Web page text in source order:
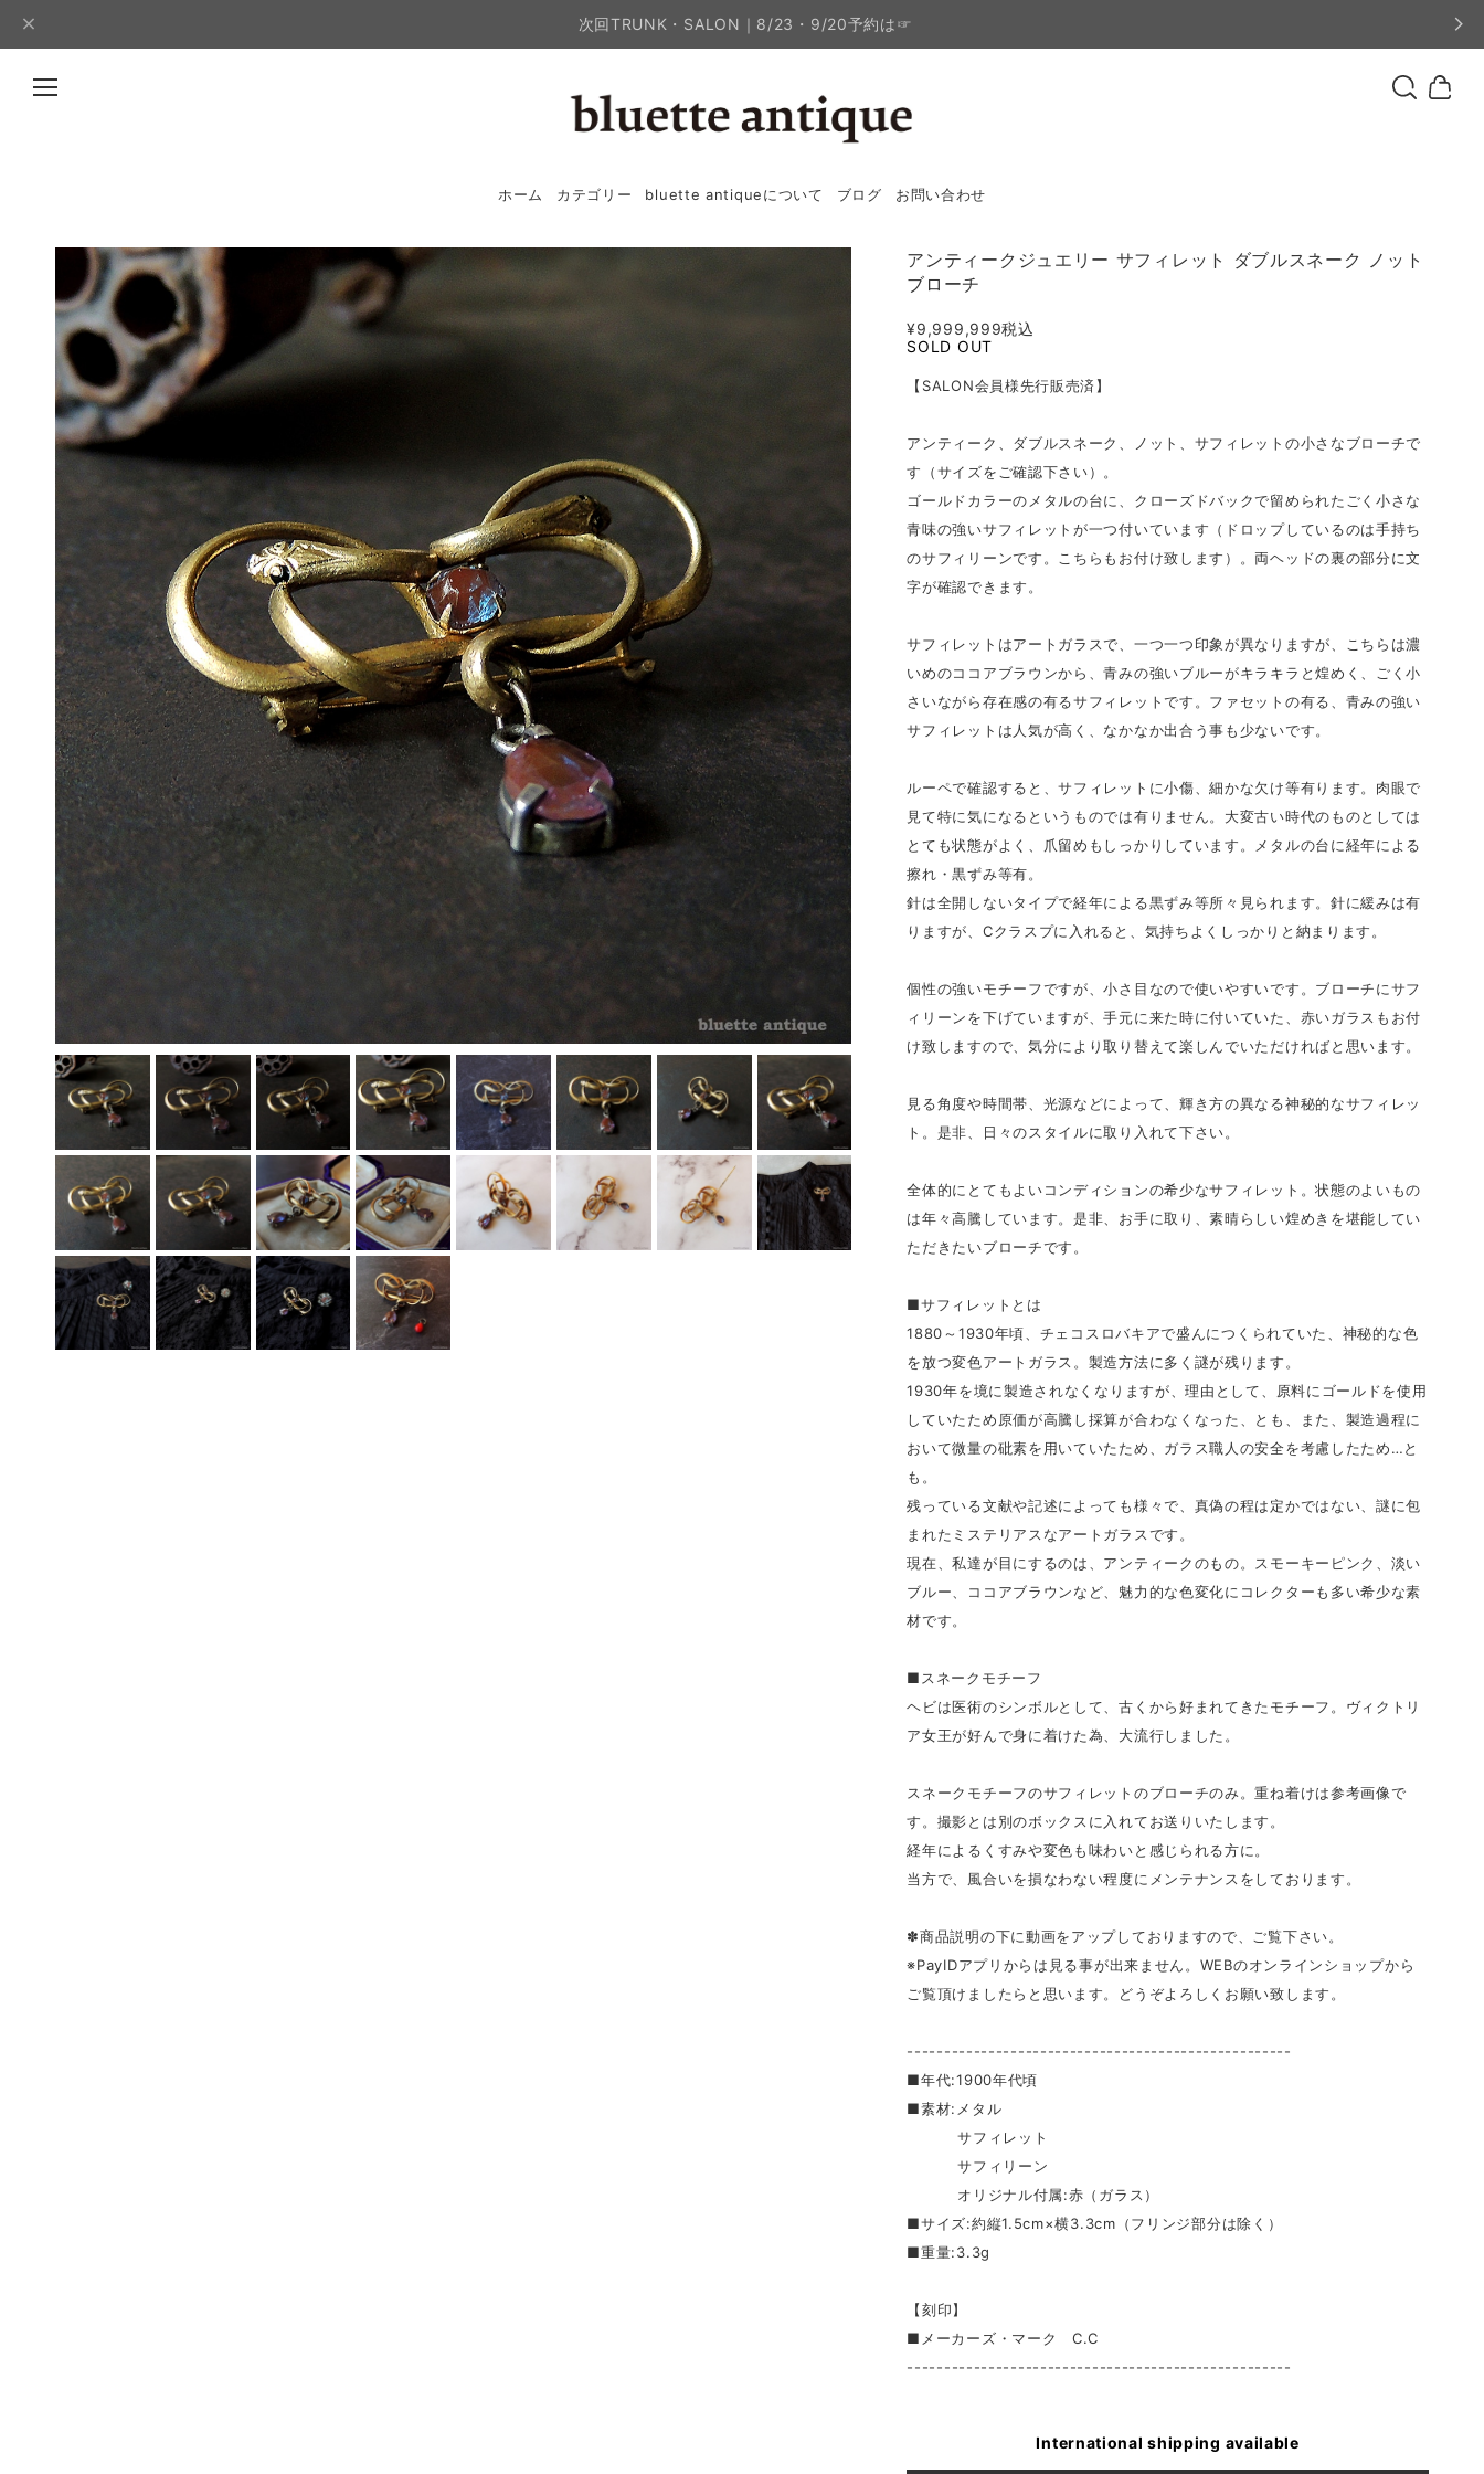
次回TRUNK・SALON｜8/23・9/20予約は☞
ホーム カテゴリー bluette antiqueについて ブログ お問い合わせ
アンティークジュエリー サフィレット ダブルスネーク ノット
ブローチ
¥9,999,999税込
SOLD OUT
【SALON会員様先行販売済】
アンティーク、ダブルスネーク、ノット、サフィレットの小さなブローチで
す（サイズをご確認下さい）。
ゴールドカラーのメタルの台に、クローズドバックで留められたごく小さな
青味の強いサフィレットが一つ付いています（ドロップしているのは手持ち
のサフィリーンです。こちらもお付け致します）。両ヘッドの裏の部分に文
字が確認できます。
サフィレットはアートガラスで、一つ一つ印象が異なりますが、こちらは濃
いめのココアブラウンから、青みの強いブルーがキラキラと煌めく、ごく小
さいながら存在感の有るサフィレットです。ファセットの有る、青みの強い
サフィレットは人気が高く、なかなか出合う事も少ないです。
ルーペで確認すると、サフィレットに小傷、細かな欠け等有ります。肉眼で
見て特に気になるというものでは有りません。大変古い時代のものとしては
とても状態がよく、爪留めもしっかりしています。メタルの台に経年による
擦れ・黒ずみ等有。
針は全開しないタイプで経年による黒ずみ等所々見られます。針に緩みは有
りますが、Cクラスプに入れると、気持ちよくしっかりと納まります。
個性の強いモチーフですが、小さ目なので使いやすいです。ブローチにサフ
ィリーンを下げていますが、手元に来た時に付いていた、赤いガラスもお付
け致しますので、気分により取り替えて楽しんでいただければと思います。
見る角度や時間帯、光源などによって、輝き方の異なる神秘的なサフィレッ
ト。是非、日々のスタイルに取り入れて下さい。
全体的にとてもよいコンディションの希少なサフィレット。状態のよいもの
は年々高騰しています。是非、お手に取り、素晴らしい煌めきを堪能してい
ただきたいブローチです。
■サフィレットとは
1880～1930年頃、チェコスロバキアで盛んにつくられていた、神秘的な色
を放つ変色アートガラス。製造方法に多く謎が残ります。
1930年を境に製造されなくなりますが、理由として、原料にゴールドを使用
していたため原価が高騰し採算が合わなくなった、とも、また、製造過程に
おいて微量の砒素を用いていたため、ガラス職人の安全を考慮したため…と
も。
残っている文献や記述によっても様々で、真偽の程は定かではない、謎に包
まれたミステリアスなアートガラスです。
現在、私達が目にするのは、アンティークのもの。スモーキーピンク、淡い
ブルー、ココアブラウンなど、魅力的な色変化にコレクターも多い希少な素
材です。
■スネークモチーフ
ヘビは医術のシンボルとして、古くから好まれてきたモチーフ。ヴィクトリ
ア女王が好んで身に着けた為、大流行しました。
スネークモチーフのサフィレットのブローチのみ。重ね着けは参考画像で
す。撮影とは別のボックスに入れてお送りいたします。
経年によるくすみや変色も味わいと感じられる方に。
当方で、風合いを損なわない程度にメンテナンスをしております。
✽商品説明の下に動画をアップしておりますので、ご覧下さい。
※PayIDアプリからは見る事が出来ません。WEBのオンラインショップから
ご覧頂けましたらと思います。どうぞよろしくお願い致します。
----------------------------------------------------
■年代:1900年代頃
■素材:メタル
サフィレット
サフィリーン
オリジナル付属:赤（ガラス）
■サイズ:約縦1.5cm×横3.3cm（フリンジ部分は除く）
■重量:3.3g
【刻印】
■メーカーズ・マーク C.C
----------------------------------------------------
International shipping available